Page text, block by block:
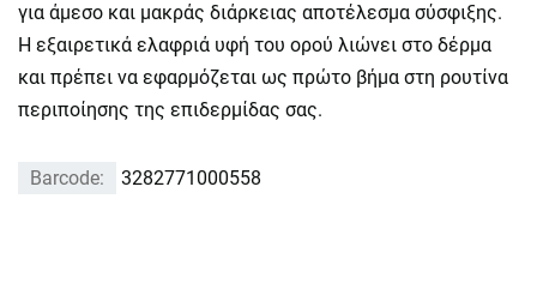
για άμεσο και μακράς διάρκειας αποτέλεσμα σύσφιξης.
Η εξαιρετικά ελαφριά υφή του ορού λιώνει στο δέρμα
και πρέπει να εφαρμόζεται ως πρώτο βήμα στη ρουτίνα
περιποίησης της επιδερμίδας σας.
Barcode: 3282771000558